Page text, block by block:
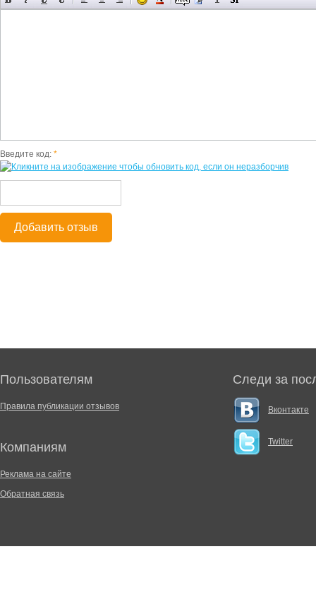
Введите код: *
Добавить отзыв
Пользователям
Правила публикации отзывов
Компаниям
Реклама на сайте
Обратная связь
Следи за
Вконтакте
Twitter